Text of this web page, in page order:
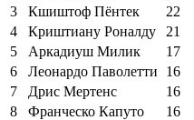
3
Кшиштоф Пёнтек
22
4
Криштиану Роналду
21
5
Аркадиуш Милик
17
6
Леонардо Паволетти
16
7
Дрис Мертенс
16
8
Франческо Капуто
16